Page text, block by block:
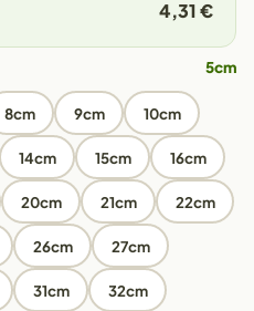
4,31 €
5cm
8cm 9cm 10cm
14cm 15cm 16cm
20cm 21cm 22cm
26cm 27cm
31cm 32cm